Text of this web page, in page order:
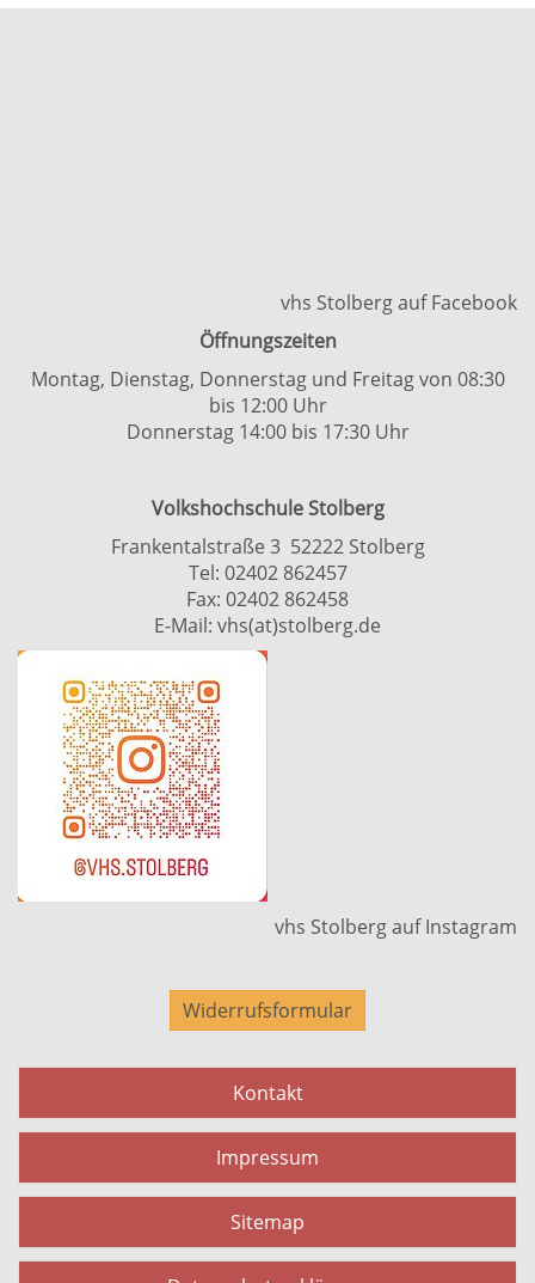
vhs Stolberg auf Facebook
Öffnungszeiten
Montag, Dienstag, Donnerstag und Freitag von 08:30
bis 12:00 Uhr
Donnerstag 14:00 bis 17:30 Uhr
Volkshochschule Stolberg
Frankentalstraße 3 52222 Stolberg
Tel: 02402 862457
Fax: 02402 862458
E-Mail: vhs(at)stolberg.de
vhs Stolberg auf Instagram
Widerrufsformular
Kontakt
Impressum
Sitemap